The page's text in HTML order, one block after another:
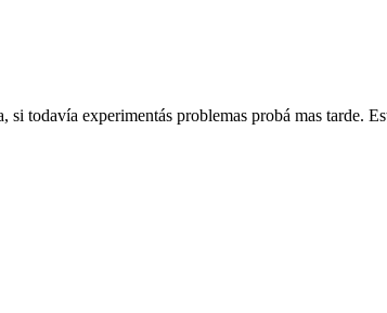
si todavía experimentás problemas probá mas tarde.